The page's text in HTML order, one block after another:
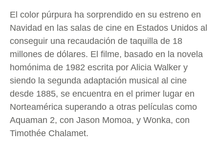
El color púrpura ha sorprendido en su estreno en
Navidad en las salas de cine en Estados Unidos al
conseguir una recaudación de taquilla de 18
millones de dólares. El filme, basado en la novela
homónima de 1982 escrita por Alicia Walker y
siendo la segunda adaptación musical al cine
desde 1885, se encuentra en el primer lugar en
Norteamérica superando a otras películas como
Aquaman 2, con Jason Momoa, y Wonka, con
Timothée Chalamet.